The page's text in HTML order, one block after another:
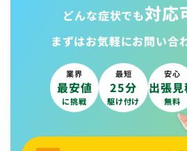
どんな症状でも対応
まずはお気軽にお問い合
業界
最安値
に挑戦
最短
25分
駆け付け
安心
出張見
無料